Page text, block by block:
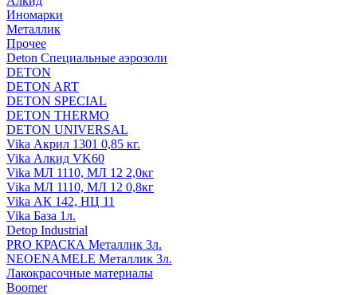
Иномарки
Металлик
Прочее
Deton Специальные аэрозоли
DETON
DETON ART
DETON SPECIAL
DETON THERMO
DETON UNIVERSAL
Vika Акрил 1301 0,85 кг.
Vika Алкид VK60
Vika МЛ 1110, МЛ 12 2,0кг
Vika МЛ 1110, МЛ 12 0,8кг
Vika АК 142, НЦ 11
Vika База 1л.
Detop Industrial
PRO КРАСКА Металлик 3л.
NEOENAMELE Металлик 3л.
Лакокрасочные материалы
Boomer